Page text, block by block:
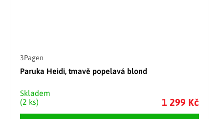
3Pagen
Paruka Heidi, tmavě popelavá blond
Skladem
(2 ks)
1 299 Kč